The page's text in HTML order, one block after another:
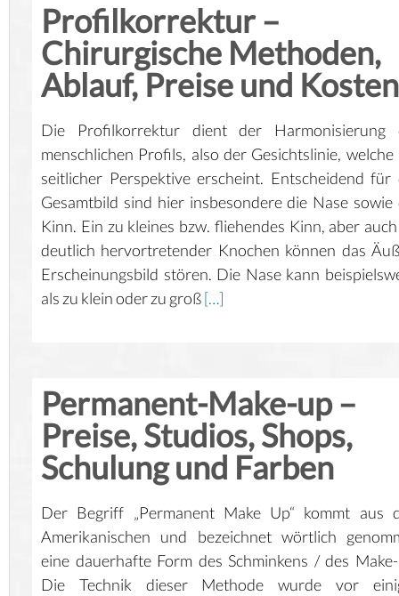
Profilkorrektur –
Chirurgische Methoden,
Ablauf, Preise und Kosten
Die Profilkorrektur dient der Harmonisierung
menschlichen Profils, also der Gesichtslinie, welche
seitlicher Perspektive erscheint. Entscheidend für
Gesamtbild sind hier insbesondere die Nase sowie
Kinn. Ein zu kleines bzw. fliehendes Kinn, aber
deutlich hervortretender Knochen können das
Erscheinungsbild stören. Die Nase kann
als zu klein oder zu groß[…]
Permanent-Make-up –
Preise, Studios, Shops,
Schulung und Farben
Der Begriff „Permanent Make Up“ kommt aus
Amerikanischen und bezeichnet wörtlich
eine dauerhafte Form des Schminkens / des
Die Technik dieser Methode wurde vor